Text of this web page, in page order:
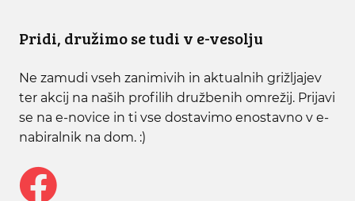
Pridi, družimo se tudi v e-vesolju
Ne zamudi vseh zanimivih in aktualnih grižljajev
ter akcij na naših profilih družbenih omrežij. Prijavi
se na e-novice in ti vse dostavimo enostavno v e-
nabiralnik na dom. :)